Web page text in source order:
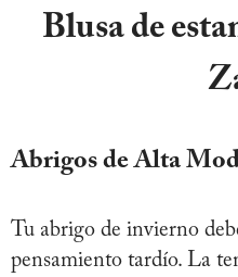
Blusa de
Abrigos de Alta
Tu abrigo de invierno
pensamiento tardío. La